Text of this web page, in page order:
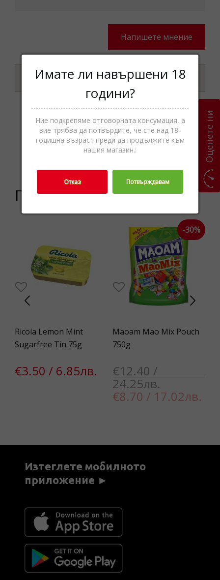
Напишете мнение
Характеристики
Категории
Шоколади и
шоколадови
бонбони,Захарни
Подобни продукти
Ricola Lemon Mint
Sugarfree Tin 75g
€3.50 / 6.85лв.
Maoam Mao Mix Pouch
750g
€12.40 /
24.25лв.
€8.70 / 17.02лв.
-30%
Изтеглете мобилното
приложение ►
Оценете ни
Имате ли навършени 18
години?
Ние подкрепяме отговорната консумация, а
вие трябва да потвърдите, че сте над 18-
годишна възраст преди да продължите към
нашия магазин.:
Отказ Потвърждавам